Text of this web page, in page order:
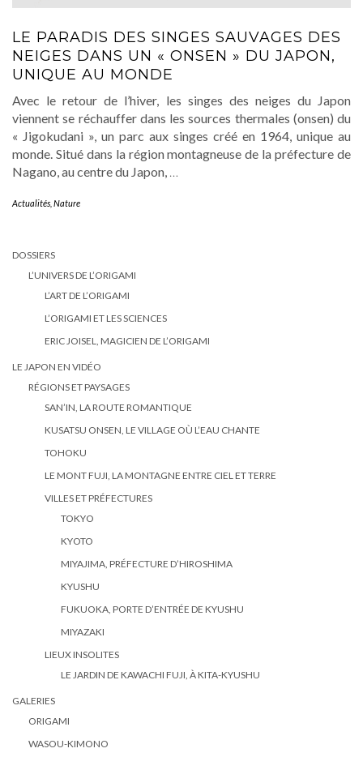
LE PARADIS DES SINGES SAUVAGES DES
NEIGES DANS UN « ONSEN » DU JAPON,
UNIQUE AU MONDE
Avec le retour de l’hiver, les singes des neiges du Japon
viennent se réchauffer dans les sources thermales (onsen) du
« Jigokudani », un parc aux singes créé en 1964, unique au
monde. Situé dans la région montagneuse de la préfecture de
Nagano, au centre du Japon, …
Actualités Nature
DOSSIERS
L’UNIVERS DE L’ORIGAMI
L’ART DE L’ORIGAMI
L’ORIGAMI ET LES SCIENCES
ERIC JOISEL, MAGICIEN DE L’ORIGAMI
LE JAPON EN VIDÉO
RÉGIONS ET PAYSAGES
SAN’IN, LA ROUTE ROMANTIQUE
KUSATSU ONSEN, LE VILLAGE OÙ L’EAU CHANTE
TOHOKU
LE MONT FUJI, LA MONTAGNE ENTRE CIEL ET TERRE
VILLES ET PRÉFECTURES
TOKYO
KYOTO
MIYAJIMA, PRÉFECTURE D’HIROSHIMA
KYUSHU
FUKUOKA, PORTE D’ENTRÉE DE KYUSHU
MIYAZAKI
LIEUX INSOLITES
LE JARDIN DE KAWACHI FUJI, À KITA-KYUSHU
GALERIES
ORIGAMI
WASOU-KIMONO